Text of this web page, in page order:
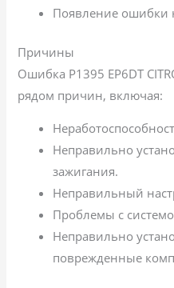
Появление ошибки
Причины
Ошибка P1395 EP6DT
рядом причин, включая:
Неправильно
зажигания.
Неправильный
Проблемы с
Неправильно
поврежденные